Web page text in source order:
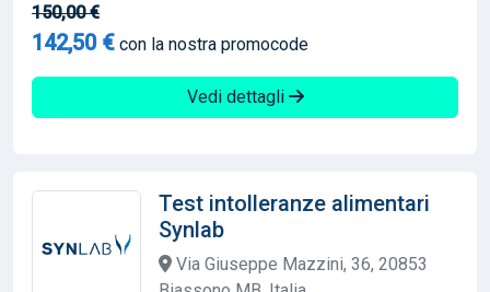
150,00 €
142,50 € con la nostra promocode
Vedi dettagli
Test intolleranze alimentari
Synlab
Via Giuseppe Mazzini, 36, 20853